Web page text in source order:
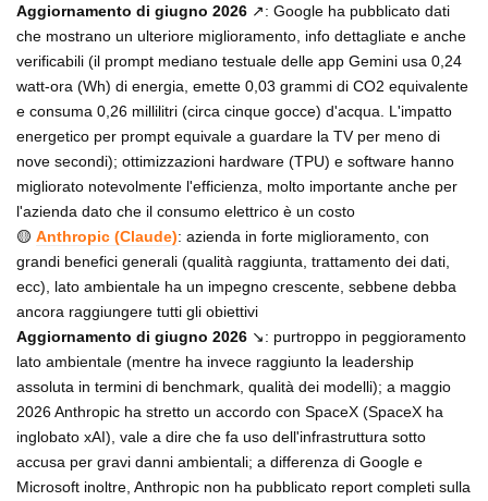
Aggiornamento di giugno 2026 ↗️: Google ha pubblicato dati
che mostrano un ulteriore miglioramento, info dettagliate e anche
verificabili (il prompt mediano testuale delle app Gemini usa 0,24
watt-ora (Wh) di energia, emette 0,03 grammi di CO2 equivalente
e consuma 0,26 millilitri (circa cinque gocce) d'acqua. L'impatto
energetico per prompt equivale a guardare la TV per meno di
nove secondi); ottimizzazioni hardware (TPU) e software hanno
migliorato notevolmente l'efficienza, molto importante anche per
l'azienda dato che il consumo elettrico è un costo
🟡 Anthropic (Claude): azienda in forte miglioramento, con
grandi benefici generali (qualità raggiunta, trattamento dei dati,
ecc), lato ambientale ha un impegno crescente, sebbene debba
ancora raggiungere tutti gli obiettivi
Aggiornamento di giugno 2026 ↘️: purtroppo in peggioramento
lato ambientale (mentre ha invece raggiunto la leadership
assoluta in termini di benchmark, qualità dei modelli); a maggio
2026 Anthropic ha stretto un accordo con SpaceX (SpaceX ha
inglobato xAI), vale a dire che fa uso dell'infrastruttura sotto
accusa per gravi danni ambientali; a differenza di Google e
Microsoft inoltre, Anthropic non ha pubblicato report completi sulla